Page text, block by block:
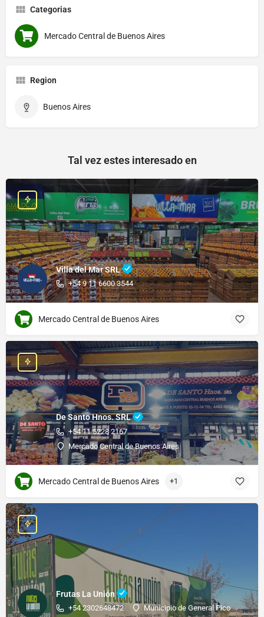
Categorias
Mercado Central de Buenos Aires
Region
Buenos Aires
Tal vez estes interesado en
Villa del Mar SRL
+54 9 11 6600 3544
Mercado Central de Buenos Aires
De Santo Hnos. SRL
+54 11 5228 2167
Mercado Central de Buenos Aires
Mercado Central de Buenos Aires +1
Frutas La Unión
+54 2302648472 Municipio de General Pico